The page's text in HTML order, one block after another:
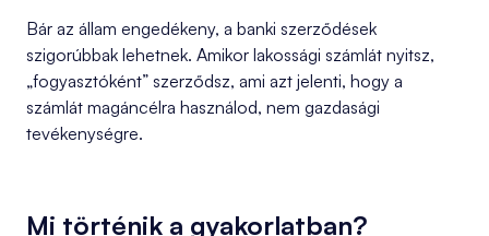
Bár az állam engedékeny, a banki szerződések
szigorúbbak lehetnek. Amikor lakossági számlát nyitsz,
„fogyasztóként” szerződsz, ami azt jelenti, hogy a
számlát magáncélra használod, nem gazdasági
tevékenységre.
Mi történik a gyakorlatban?